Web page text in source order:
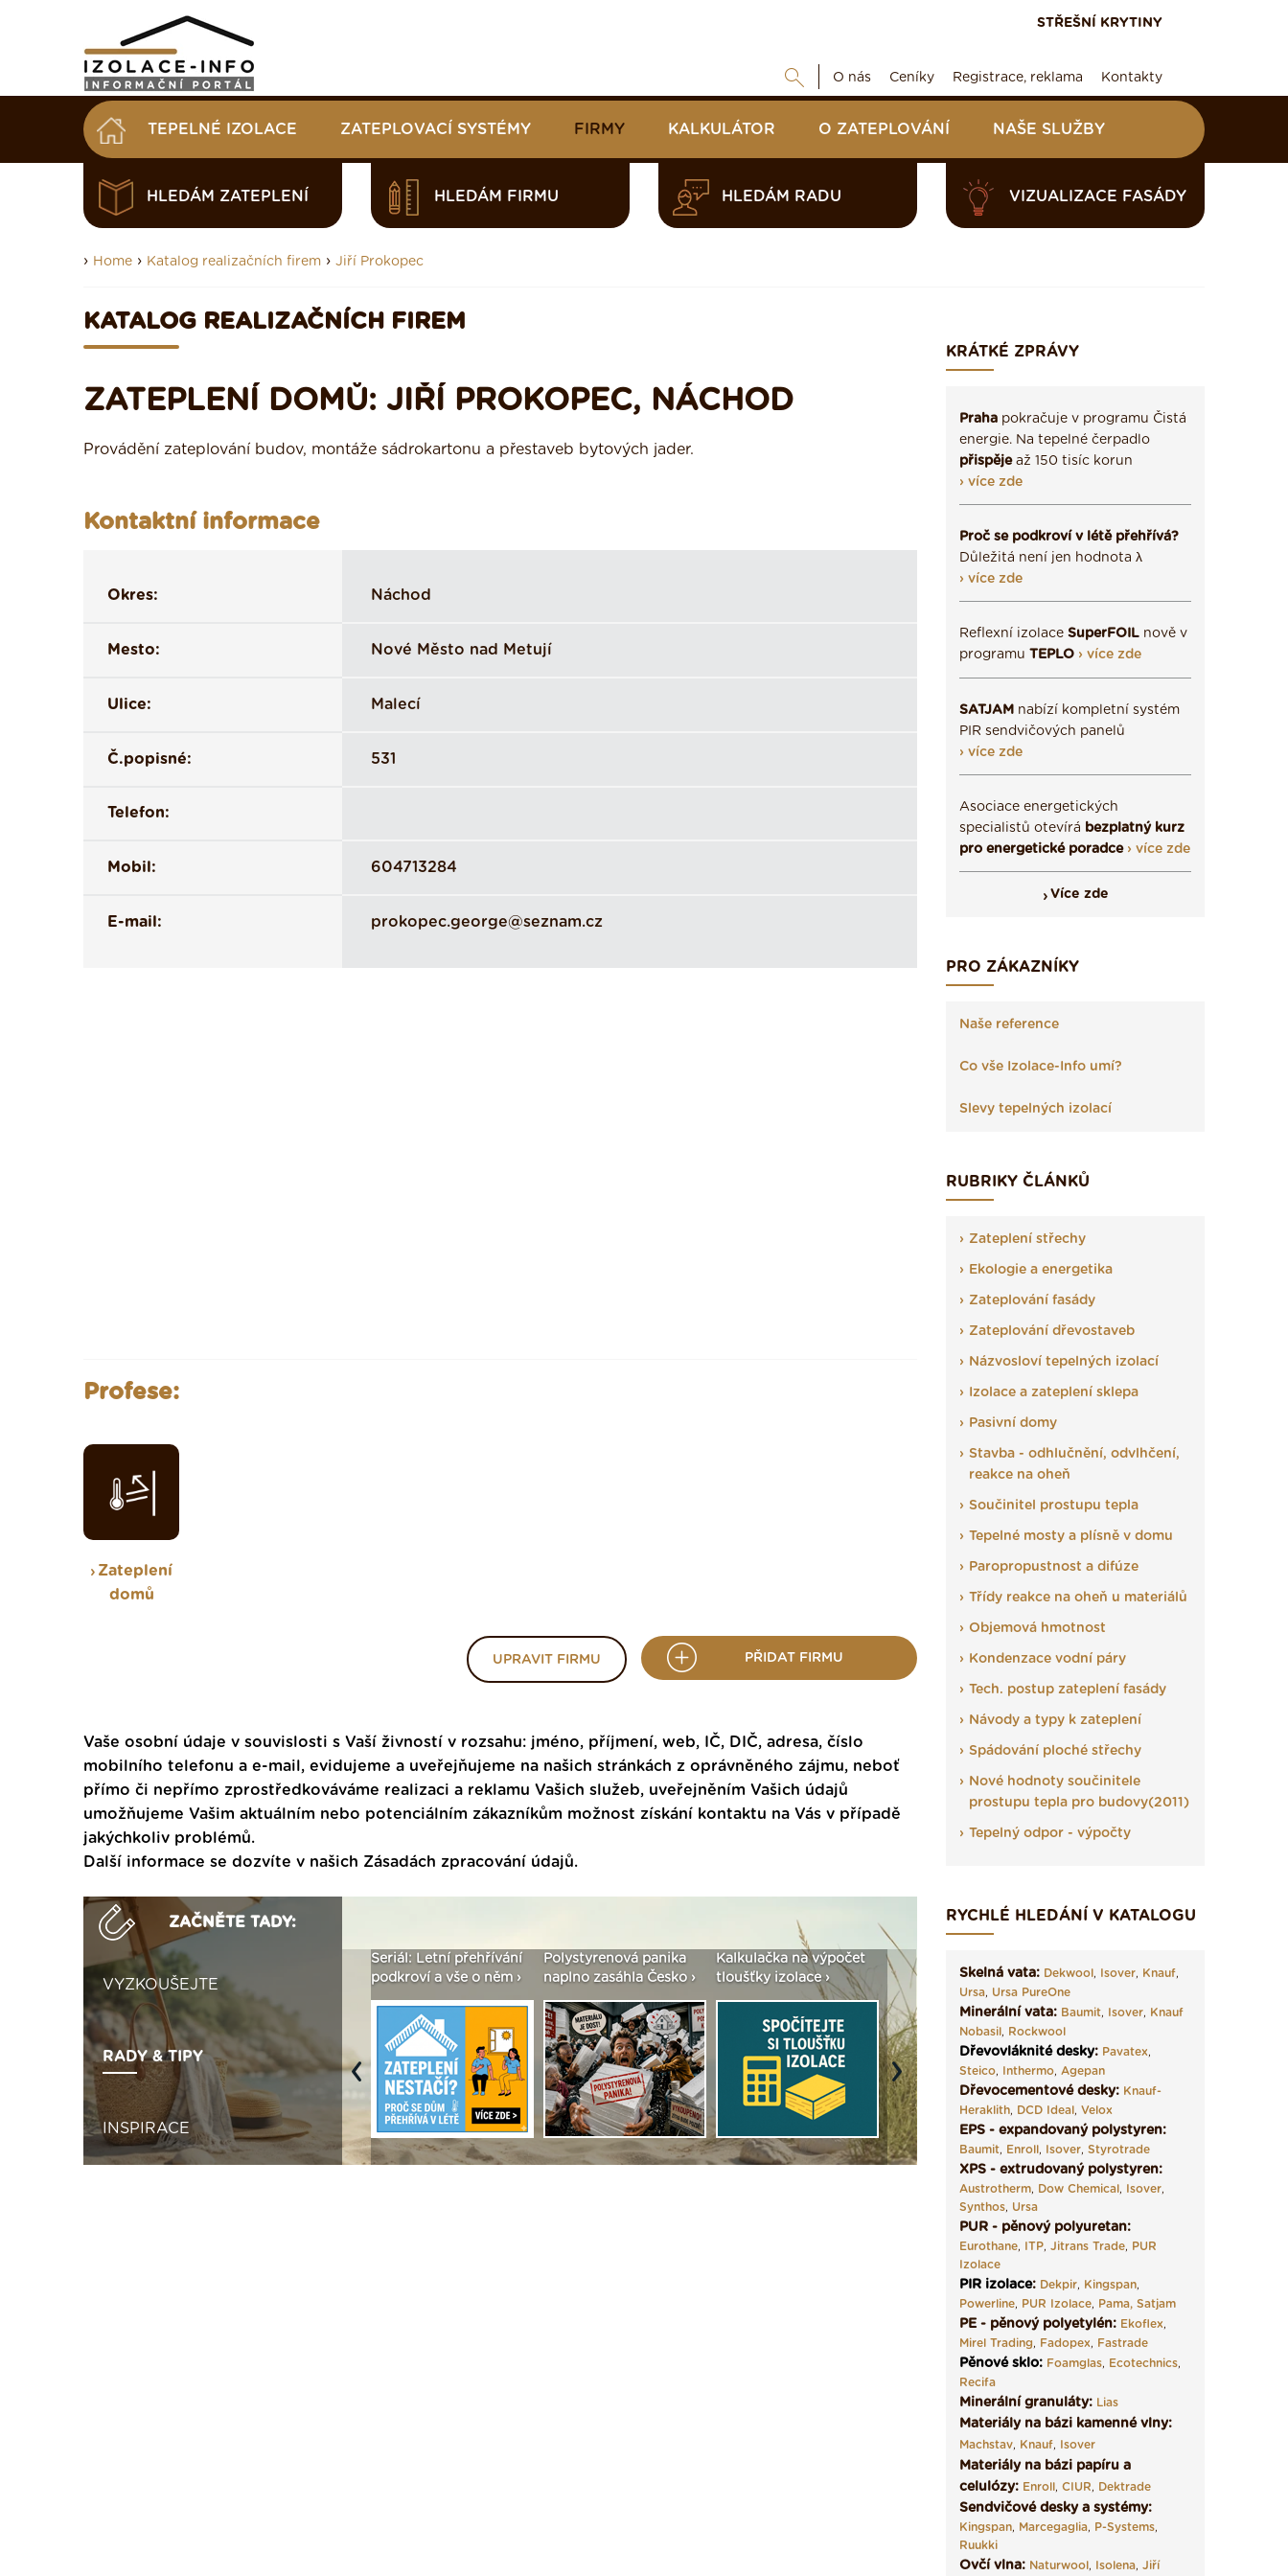
STŘEŠNÍ KRYTINY
O nás Ceníky Registrace, reklama Kontakty
TEPELNÉ IZOLACE ZATEPLOVACÍ SYSTÉMY FIRMY KALKULÁTOR O ZATEPLOVÁNÍ NAŠE SLUŽBY
HLEDÁM ZATEPLENÍ HLEDÁM FIRMU HLEDÁM RADU VIZUALIZACE FASÁDY
› Home › Katalog realizačních firem › Jiří Prokopec
KATALOG REALIZAČNÍCH FIREM
ZATEPLENÍ DOMŮ: JIŘÍ PROKOPEC, NÁCHOD
Provádění zateplování budov, montáže sádrokartonu a přestaveb bytových jader.
Kontaktní informace
Okres: Náchod
Mesto: Nové Město nad Metují
Ulice: Malecí
Č.popisné: 531
Telefon:
Mobil: 604713284
E-mail: prokopec.george@seznam.cz
Profese:
Zateplení
domů
UPRAVIT FIRMU PŘIDAT FIRMU
Vaše osobní údaje v souvislosti s Vaší živností v rozsahu: jméno, příjmení, web, IČ, DIČ, adresa, číslo
mobilního telefonu a e-mail, evidujeme a uveřejňujeme na našich stránkách z oprávněného zájmu, neboť
přímo či nepřímo zprostředkováváme realizaci a reklamu Vašich služeb, uveřejněním Vašich údajů
umožňujeme Vašim aktuálním nebo potenciálním zákazníkům možnost získání kontaktu na Vás v případě
jakýchkoliv problémů.
Další informace se dozvíte v našich Zásadách zpracování údajů.
ZAČNĚTE TADY:
VYZKOUŠEJTE
RADY & TIPY
INSPIRACE
Vytvořte si vizualizaci
seženeme! ›
Seriál: Letní přehřívání
podkroví a vše o něm ›
Polystyrenová panika
naplno zasáhla Česko ›
Kalkulačka na výpočet
tloušťky izolace ›
Seriál: Fasády ETICS a
vše podstatné v kostce ›
ji tady klidně poptejte ›
Previous Next
KRÁTKÉ ZPRÁVY
Praha pokračuje v programu Čistá
energie. Na tepelné čerpadlo
přispějeaž 150 tisíc korun
› více zde
Proč se podkroví v létě přehřívá?
Důležitá není jen hodnota λ
› více zde
Reflexní izolace SuperFOIL nově v
programu TEPLO › více zde
SATJAM nabízí kompletní systém
PIR sendvičových panelů
› více zde
Asociace energetických
specialistů otevírá bezplatný kurz
pro energetické poradce › více zde
Více zde
PRO ZÁKAZNÍKY
Naše reference
Co vše Izolace-Info umí?
Slevy tepelných izolací
RUBRIKY ČLÁNKŮ
Zateplení střechy
Ekologie a energetika
Zateplování fasády
Zateplování dřevostaveb
Názvosloví tepelných izolací
Izolace a zateplení sklepa
Pasivní domy
Stavba - odhlučnění, odvlhčení,
reakce na oheň
Součinitel prostupu tepla
Tepelné mosty a plísně v domu
Paropropustnost a difúze
Třídy reakce na oheň u materiálů
Objemová hmotnost
Kondenzace vodní páry
Tech. postup zateplení fasády
Návody a typy k zateplení
Spádování ploché střechy
Nové hodnoty součinitele
prostupu tepla pro budovy(2011)
Tepelný odpor - výpočty
RYCHLÉ HLEDÁNÍ V KATALOGU
Skelná vata: Dekwool, Isover, Knauf,
Ursa, Ursa PureOne
Minerální vata: Baumit, Isover, Knauf
Nobasil, Rockwool
Dřevovláknité desky: Pavatex,
Steico, Inthermo, Agepan
Dřevocementové desky: Knauf-
Heraklith, DCD Ideal, Velox
EPS - expandovaný polystyren:
Baumit, Enroll, Isover, Styrotrade
XPS - extrudovaný polystyren:
Austrotherm, Dow Chemical, Isover,
Synthos, Ursa
PUR - pěnový polyuretan:
Eurothane, ITP, Jitrans Trade, PUR
Izolace
PIR izolace: Dekpir, Kingspan,
Powerline, PUR Izolace, Pama, Satjam
PE - pěnový polyetylén: Ekoflex,
Mirel Trading, Fadopex, Fastrade
Pěnové sklo: Foamglas, Ecotechnics,
Recifa
Minerální granuláty: Lias
Materiály na bázi kamenné vlny:
Machstav, Knauf, Isover
Materiály na bázi papíru a
celulózy: Enroll, CIUR, Dektrade
Sendvičové desky a systémy:
Kingspan, Marcegaglia, P-Systems,
Ruukki
Ovčí vlna: Naturwool, Isolena, Jiří